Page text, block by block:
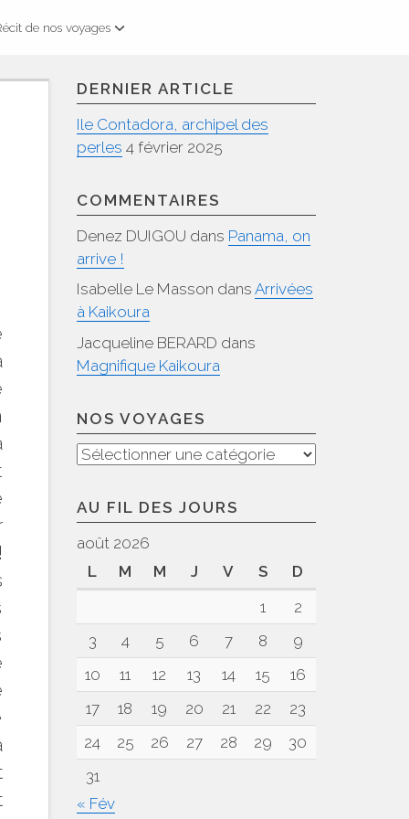
de nos voyages
DERNIER ARTICLE
Ile Contadora, archipel des
perles 4 février 2025
COMMENTAIRES
Denez DUIGOU dans Panama, on
arrive !
Isabelle Le Masson dans Arrivées
à Kaikoura
Jacqueline BERARD dans
Magnifique Kaikoura
NOS VOYAGES
Nos
AU FIL DES JOURS
août 2026
L
M M J V S
D
1
2
3
4 5 6 7 8
9
10
11 12 13 14 15
16
17
18 19 20 21 22
23
24
25 26 27 28 29
30
31
« Fév